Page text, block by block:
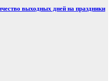
выходных дней на праздники